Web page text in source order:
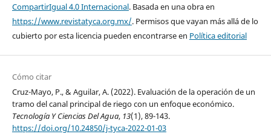
CompartirIgual 4.0 Internacional. Basada en una obra en
https://www.revistatyca.org.mx/. Permisos que vayan más allá de lo
cubierto por esta licencia pueden encontrarse en Política editorial
Cómo citar
Cruz-Mayo, P., & Aguilar, A. (2022). Evaluación de la operación de un
tramo del canal principal de riego con un enfoque económico.
Tecnología Y Ciencias Del Agua, 13(1), 89-143.
https://doi.org/10.24850/j-tyca-2022-01-03